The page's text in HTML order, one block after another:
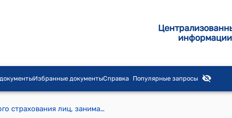
Избранные документыСправка Популярные запросы
Инструкция о порядке государственного социального страхования лиц, занимающихся индивидуальной трудовой деятельностью (утверждена Соцфондом КР от 13 января 1997 года)